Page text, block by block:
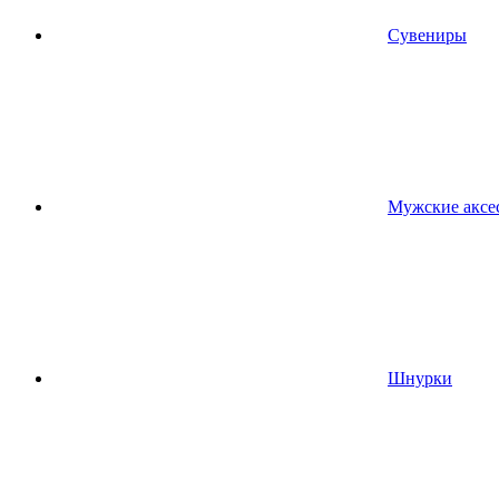
Сувениры
Мужские
Шнурки